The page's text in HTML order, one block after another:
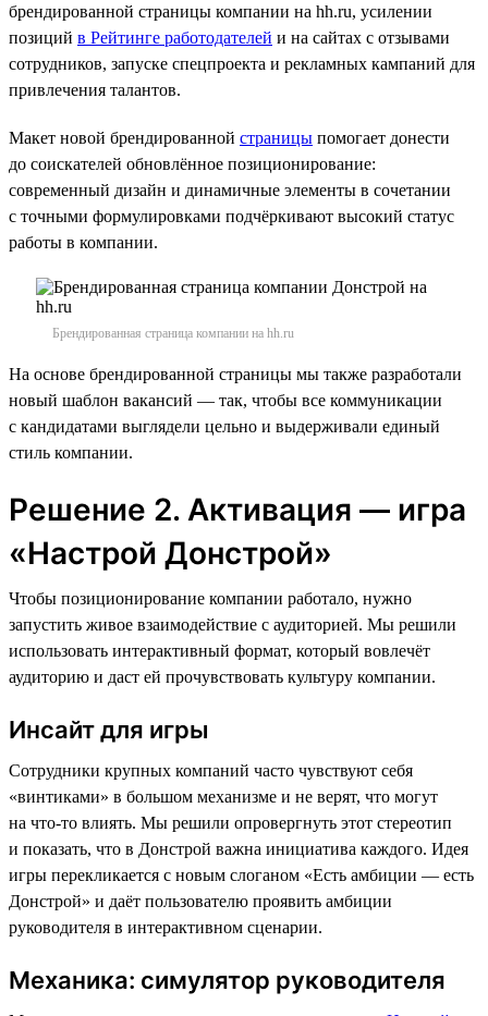
брендированной страницы компании на hh.ru, усилении
позиций в Рейтинге работодателей и на сайтах с отзывами
сотрудников, запуске спецпроекта и рекламных кампаний для
привлечения талантов.
Макет новой брендированной страницы помогает донести
до соискателей обновлённое позиционирование:
современный дизайн и динамичные элементы в сочетании
с точными формулировками подчёркивают высокий статус
работы в компании.
Брендированная страница компании на hh.ru
На основе брендированной страницы мы также разработали
новый шаблон вакансий — так, чтобы все коммуникации
с кандидатами выглядели цельно и выдерживали единый
стиль компании.
Решение 2. Активация — игра
«Настрой Донстрой»
Чтобы позиционирование компании работало, нужно
запустить живое взаимодействие с аудиторией. Мы решили
использовать интерактивный формат, который вовлечёт
аудиторию и даст ей прочувствовать культуру компании.
Инсайт для игры
Сотрудники крупных компаний часто чувствуют себя
«винтиками» в большом механизме и не верят, что могут
на что-то влиять. Мы решили опровергнуть этот стереотип
и показать, что в Донстрой важна инициатива каждого. Идея
игры перекликается с новым слоганом «Есть амбиции — есть
Донстрой» и даёт пользователю проявить амбиции
руководителя в интерактивном сценарии.
Механика: симулятор руководителя